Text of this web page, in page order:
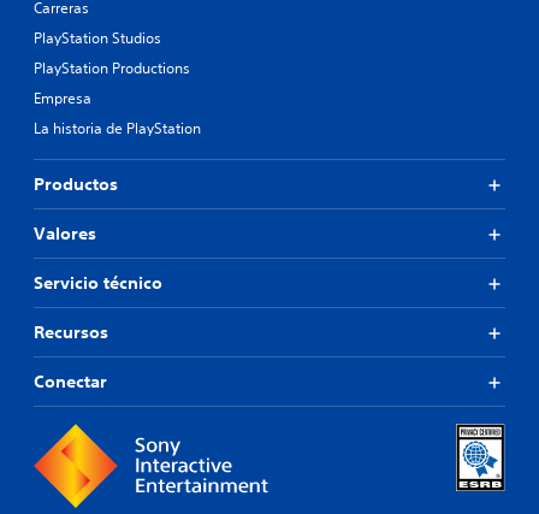
Carreras
PlayStation Studios
PlayStation Productions
Empresa
La historia de PlayStation
Productos
Valores
Servicio técnico
Recursos
Conectar